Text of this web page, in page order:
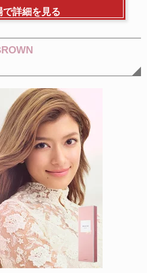
で詳細を見る